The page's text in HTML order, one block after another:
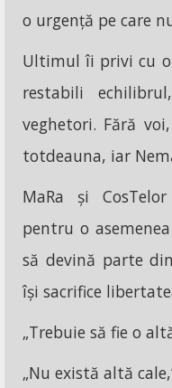
o urgență pe care
Ultimul îi privi cu
restabili
veghetori. Fără
totdeauna, iar
MaRa și
pentru o
să devină parte
își sacrifice
„Trebuie să fie o
„Nu există altă